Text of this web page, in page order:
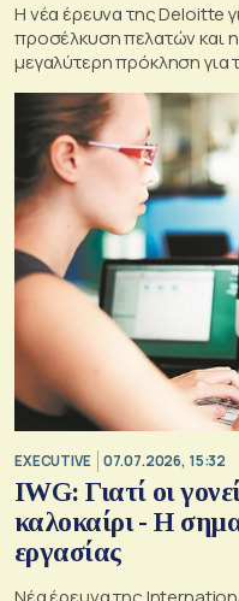
Η νέα έρευνα της Deloitte
προσέλκυση πελατών και
μεγαλύτερη πρόκληση για
EXECUTIVE 07.07.2026, 15:32
IWG: Γιατί οι
καλοκαίρι - Η
εργασίας